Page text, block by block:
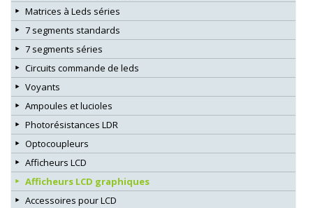
Matrices à Leds séries
7 segments standards
7 segments séries
Circuits commande de leds
Voyants
Ampoules et lucioles
Photorésistances LDR
Optocoupleurs
Afficheurs LCD
Afficheurs LCD graphiques
Accessoires pour LCD